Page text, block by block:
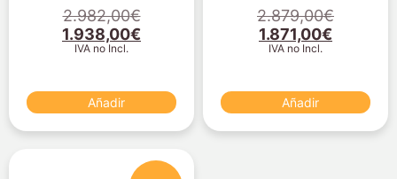
2.982,00€
1.938,00€
IVA no Incl.
Añadir
2.879,00€
1.871,00€
IVA no Incl.
Añadir